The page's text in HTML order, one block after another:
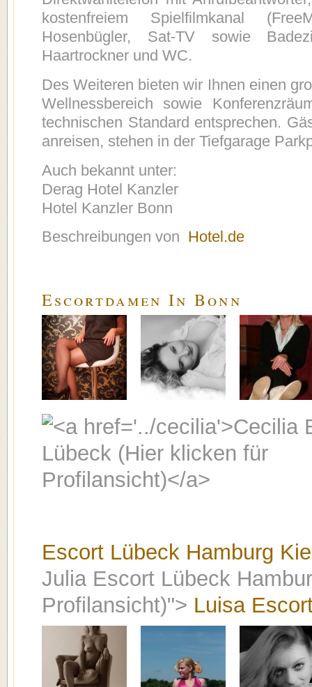
kostenfreiem Spielfilmkanal
Hosenbügler, Sat-TV sowie
Haartrockner und WC.
Des Weiteren bieten wir Ihnen einen
Wellnessbereich sowie
technischen Standard entsprechen.
anreisen, stehen in der Tiefgarage
Auch bekannt unter:
Derag Hotel Kanzler
Hotel Kanzler Bonn
Beschreibungen von Hotel.de
Escortdamen In Bonn
Escort Lübeck Hamburg
Julia Escort Lübeck
Profilansicht)"> Luisa